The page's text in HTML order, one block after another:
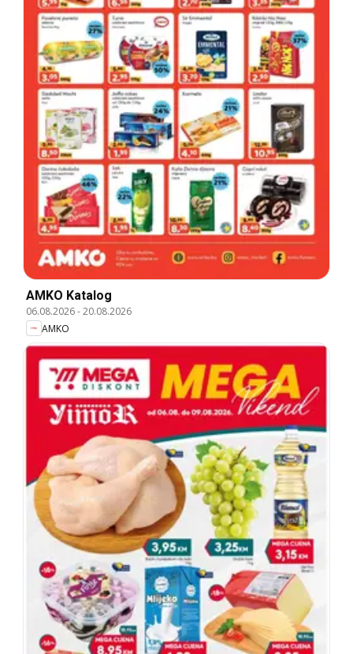
AMKO Katalog
06.08.2026-20.08.2026
AMKO